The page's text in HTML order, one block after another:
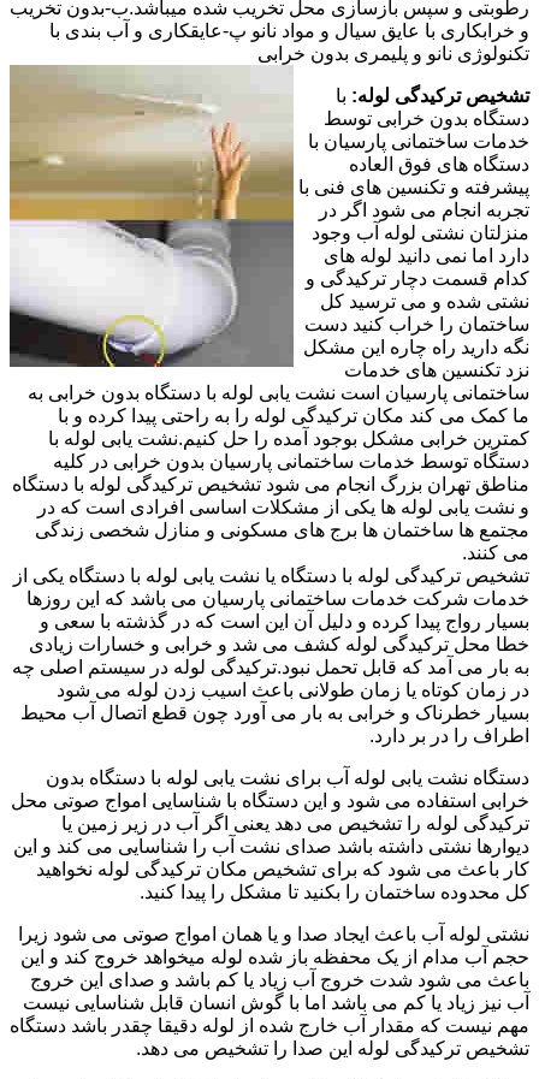
رطوبتی و سپس بازسازی محل تخریب شده میباشد.ب-بدون تخریب
و خرابکاری با عایق سیال و مواد نانو پ-عایقکاری و آب بندی با
تکنولوژی نانو و پلیمری بدون خرابی
تشخیص ترکیدگی لوله: با
دستگاه بدون خرابی توسط
خدمات ساختمانی پارسیان با
دستگاه های فوق العاده
پیشرفته و تکنسین های فنی با
تجربه انجام می شود اگر در
منزلتان نشتی لوله آب وجود
دارد اما نمی دانید لوله های
کدام قسمت دچار ترکیدگی و
نشتی شده و می ترسید کل
ساختمان را خراب کنید دست
نگه دارید راه چاره این مشکل
نزد تکنسین های خدمات
ساختمانی پارسیان است نشت یابی لوله با دستگاه بدون خرابی به
ما کمک می کند مکان ترکیدگی لوله را به راحتی پیدا کرده و با
کمترین خرابی مشکل بوجود آمده را حل کنیم.نشت یابی لوله با
دستگاه توسط خدمات ساختمانی پارسیان بدون خرابی در کلیه
مناطق تهران بزرگ انجام می شود تشخیص ترکیدگی لوله با دستگاه
و نشت یابی لوله ها یکی از مشکلات اساسی افرادی است که در
مجتمع ها ساختمان ها برج های مسکونی و منازل شخصی زندگی
می کنند.
تشخیص ترکیدگی لوله با دستگاه یا نشت یابی لوله با دستگاه یکی از
خدمات شرکت خدمات ساختمانی پارسیان می باشد که این روزها
بسیار رواج پیدا کرده و دلیل آن این است که در گذشته با سعی و
خطا محل ترکیدگی لوله کشف می شد و خرابی و خسارات زیادی
به بار می آمد که قابل تحمل نبود.ترکیدگی لوله در سیستم اصلی چه
در زمان کوتاه یا زمان طولانی باعث اسیب زدن لوله می شود
بسیار خطرناک و خرابی به بار می آورد چون قطع اتصال آب محیط
اطراف را در بر دارد.
دستگاه نشت یابی لوله آب برای نشت یابی لوله با دستگاه بدون
خرابی استفاده می شود و این دستگاه با شناسایی امواج صوتی محل
ترکیدگی لوله را تشخیص می دهد یعنی اگر آب در زیر زمین یا
دیوارها نشتی داشته باشد صدای نشت آب را شناسایی می کند و این
کار باعث می شود که برای تشخیص مکان ترکیدگی لوله نخواهید
کل محدوده ساختمان را بکنید تا مشکل را پیدا کنید.
نشتی لوله آب باعث ایجاد صدا و یا همان امواج صوتی می شود زیرا
حجم آب مدام از یک محفظه باز شده لوله میخواهد خروج کند و این
باعث می شود شدت خروج آب زیاد یا کم باشد و صدای این خروج
آب نیز زیاد یا کم می باشد اما با گوش انسان قابل شناسایی نیست
مهم نیست که مقدار آب خارج شده از لوله دقیقا چقدر باشد دستگاه
تشخیص ترکیدگی لوله این صدا را تشخیص می دهد.